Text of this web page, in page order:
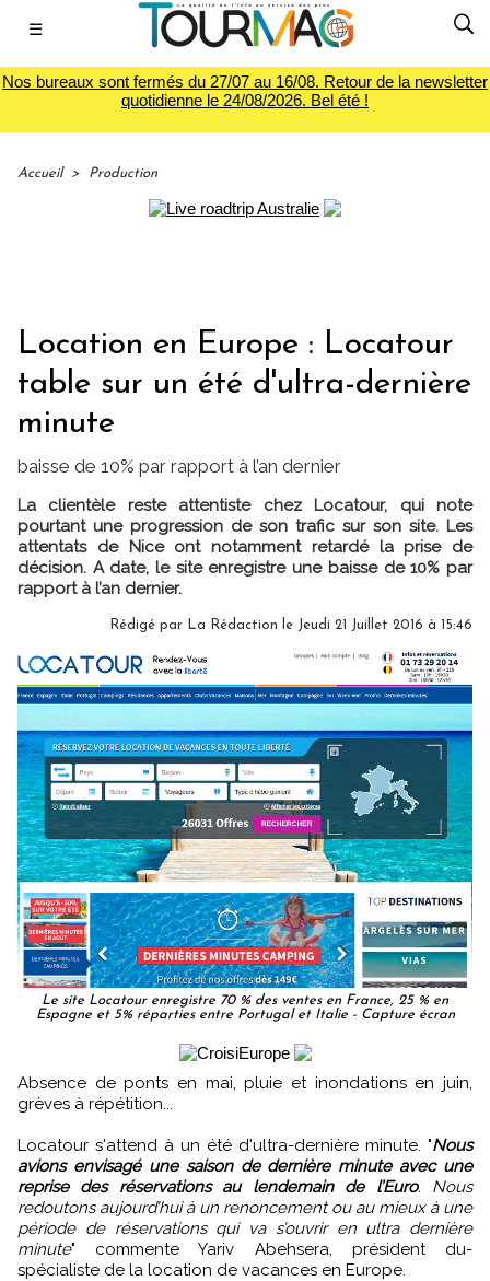
☰
Nos bureaux sont fermés du 27/07 au 16/08. Retour de la newsletter
quotidienne le 24/08/2026. Bel été !
Accueil > Production
Location en Europe : Locatour
table sur un été d'ultra-dernière
minute
baisse de 10% par rapport à l’an dernier
La clientèle reste attentiste chez Locatour, qui note
pourtant une progression de son trafic sur son site. Les
attentats de Nice ont notamment retardé la prise de
décision. A date, le site enregistre une baisse de 10% par
rapport à l’an dernier.
Rédigé par La Rédaction le Jeudi 21 Juillet 2016 à 15:46
Le site Locatour enregistre 70 % des ventes en France, 25 % en
Espagne et 5% réparties entre Portugal et Italie - Capture écran
Absence de ponts en mai, pluie et inondations en juin,
grèves à répétition...
Locatour s'attend à un été d'ultra-dernière minute. "Nous
avions envisagé une saison de dernière minute avec une
reprise des réservations au lendemain de l’Euro. Nous
redoutons aujourd’hui à un renoncement ou au mieux à une
période de réservations qui va s’ouvrir en ultra dernière
minute" commente Yariv Abehsera, président du-
spécialiste de la location de vacances en Europe.